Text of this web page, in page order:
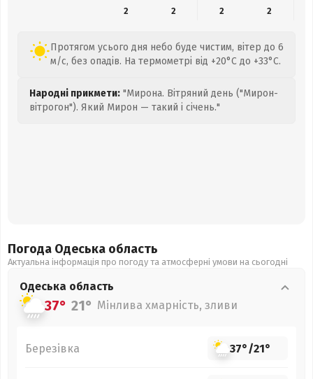
2
2 2 2
Протягом усього дня небо буде чистим, вітер до 6
м/с, без опадів. На термометрі від +20°C до +33°C.
Народні прикмети: "Мирона. Вітряний день ("Мирон-
вітрогон"). Який Мирон — такий і січень."
Погода Одеська область
Актуальна інформація про погоду та атмосферні умови на сьогодні
Одеська область
37° 21° Мінлива хмарність, зливи
Березівка 37°/21°